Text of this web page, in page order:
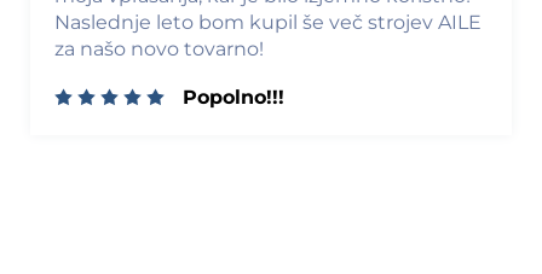
Naslednje leto bom kupil še več strojev AILE
za našo novo tovarno!
Popolno!!!